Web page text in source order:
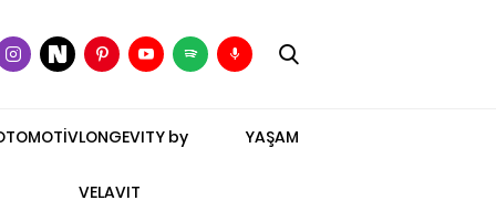
LONGEVITY by
VELAVIT
YAŞAM